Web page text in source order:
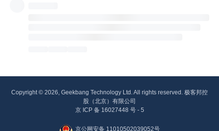
Copyright © 2026, Geekbang Technology Ltd. All rights reserved. 极客邦控
股（北京）有限公司
京 ICP 备 16027448 号 - 5
京公网安备 11010502039052号